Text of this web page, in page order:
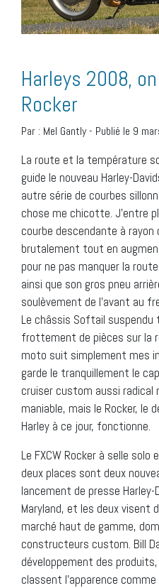
Harleys 2008,
Rocker
Par : Mel Gantly- Publié le 9
La route et la température
guide le nouveau Harley-
autre série de courbes
chose me chicotte. J’entre
courbe descendante à
brutalement tout en
pour ne pas manquer la
ainsi que son gros pneu
soulèvement de l’avant au
Le châssis Softail
frottement de pièces sur la
moto suit simplement mes
garde le tranquillement le
cruiser custom aussi radical
maniable, mais le Rocker, le
Harley à ce jour, fonctionne.
Le FXCW Rocker à selle solo
deux places sont deux
lancement de presse
Maryland, et les deux visent
marché haut de gamme,
constructeurs custom. Bill
développement des
classent l’apparence